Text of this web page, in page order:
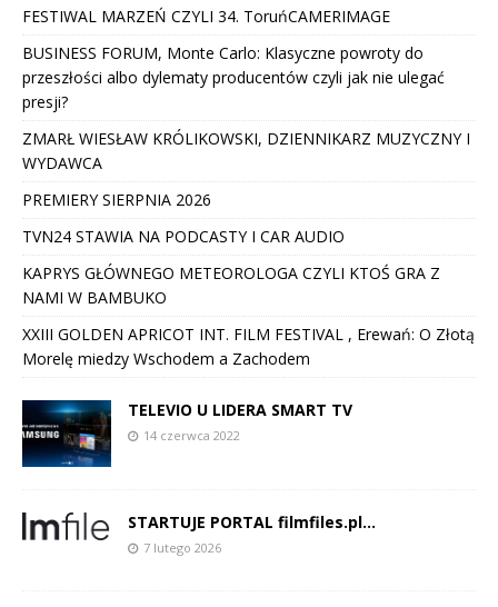
FESTIWAL MARZEŃ CZYLI 34. ToruńCAMERIMAGE
BUSINESS FORUM, Monte Carlo: Klasyczne powroty do
przeszłości albo dylematy producentów czyli jak nie ulegać
presji?
ZMARŁ WIESŁAW KRÓLIKOWSKI, DZIENNIKARZ MUZYCZNY I
WYDAWCA
PREMIERY SIERPNIA 2026
TVN24 STAWIA NA PODCASTY I CAR AUDIO
KAPRYS GŁÓWNEGO METEOROLOGA CZYLI KTOŚ GRA Z
NAMI W BAMBUKO
XXIII GOLDEN APRICOT INT. FILM FESTIVAL , Erewań: O Złotą
Morelę miedzy Wschodem a Zachodem
TELEVIO U LIDERA SMART TV
14 czerwca 2022
STARTUJE PORTAL filmfiles.pl…
7 lutego 2026